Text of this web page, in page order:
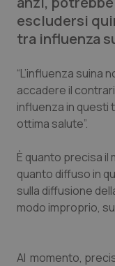
Abruzzo
Calabria
Campania
Emilia-
Friuli Venezia
QS Pro Gold
Asma &
Car-T
Colesterolo
Dermatite
escludersi
tra influenza
“L’influenza suina
accadere il
influenza in questi
ottima salute”.
È quanto precisa il
quanto diffuso in
sulla diffusione
modo improprio,
Al momento,